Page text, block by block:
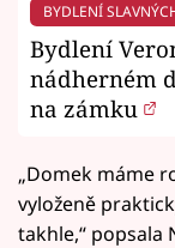
BYDLENÍ
Bydlení
nádherném
na zámku
„Domek máme
vyloženě
takhle,“ popsala